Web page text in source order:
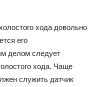
хода довольно
его
делом следует
хода. Чаще
служить датчик